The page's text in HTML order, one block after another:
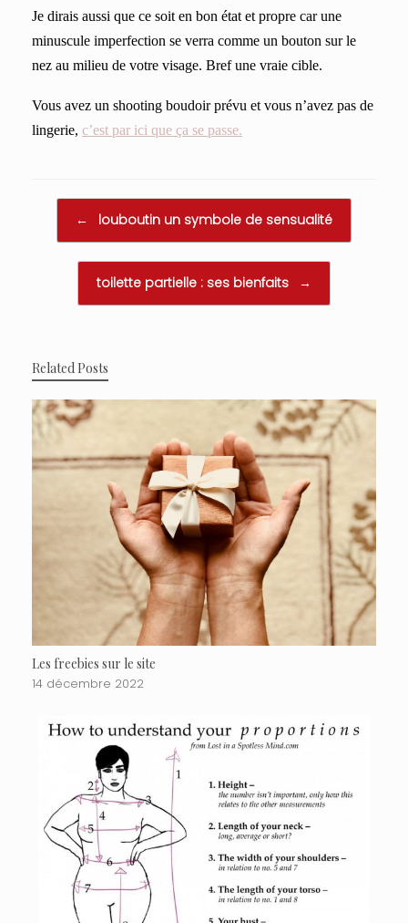
Je dirais aussi que ce soit en bon état et propre car une
minuscule imperfection se verra comme un bouton sur le
nez au milieu de votre visage. Bref une vraie cible.
Vous avez un shooting boudoir prévu et vous n’avez pas de
lingerie, c’est par ici que ça se passe.
← louboutin un symbole de sensualité
toilette partielle : ses bienfaits →
Related Posts
Les freebies sur le site
14 décembre 2022